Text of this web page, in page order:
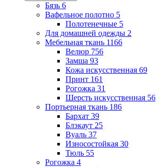
Бязь 6
Вафельное полотно 5
Полотенечные 5
Для домашней одежды 2
Мебельная ткань 1166
Велюр 756
Замша 93
Кожа искусственная 69
Принт 161
Рогожка 31
Шерсть искусственная 56
Портьерная ткань 186
Бархат 39
Блэкаут 25
Вуаль 37
Износостойкая 30
Тюль 55
Рогожка 4